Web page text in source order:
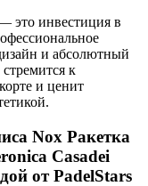
это инвестиция в
и абсолютный
к
и ценит
Nox Ракетка
Casadei
от PadelStars